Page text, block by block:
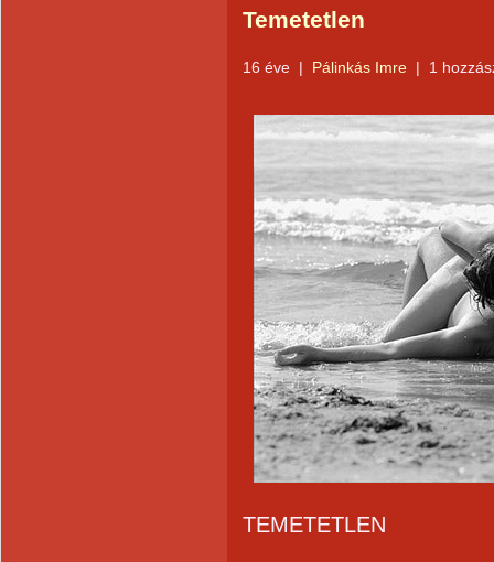
Temetetlen
16 éve | Pálinkás Imre | 1
TEMETETLEN